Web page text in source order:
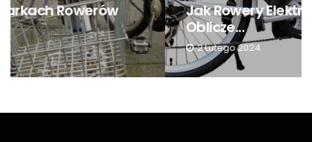
Jak Rowery Elektryczne Zmieniają
Oblicze...
2 Lutego 2024